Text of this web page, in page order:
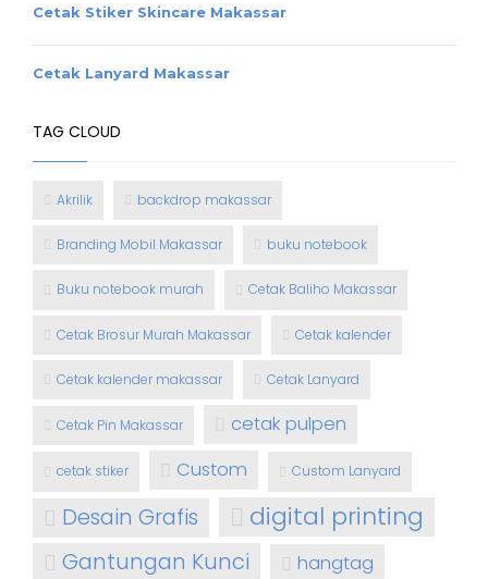
Cetak Stiker Skincare Makassar
Cetak Lanyard Makassar
TAG CLOUD
Akrilik backdrop makassar
Branding Mobil Makassar buku notebook
Buku notebook murah Cetak Baliho Makassar
Cetak Brosur Murah Makassar Cetak kalender
Cetak kalender makassar Cetak Lanyard
Cetak Pin Makassar cetak pulpen
cetak stiker Custom Custom Lanyard
Desain Grafis digital printing
Gantungan Kunci hangtag